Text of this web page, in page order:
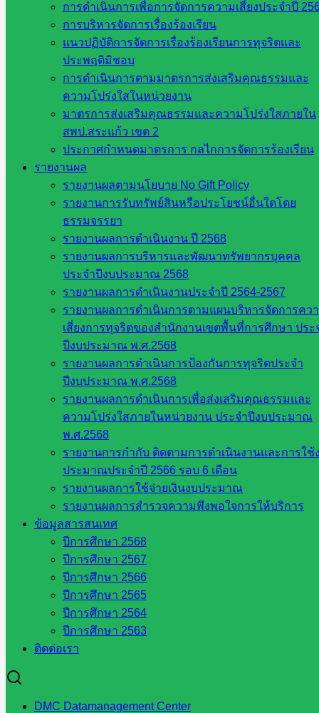
การดำเนินการเพื่อการจัดการความเสี่ยงประจำปี
การบริหารจัดการเรื่องร้องเรียน
แนวปฏิบัติการจัดการเรื่องร้องเรียนการทุจริตและ
ประพฤติมิชอบ
การดำเนินการตามมาตรการส่งเสริมคุณธรรมและ
ความโปร่งใสในหน่วยงาน
มาตรการส่งเสริมคุณธรรมและความโปร่งใสภายใน
สพป.สระแก้ว เขต 2
ประกาศกำหนดมาตรการ กลไกการจัดการร้องเรียน
รายงานผล
รายงานผลตามนโยบาย No Gift Policy
รายงานการรับทรัพย์สินหรือประโยชน์อื่นใดโดย
ธรรมจรรยา
รายงานผลการดำเนินงาน ปี 2568
รายงานผลการบริหารและพัฒนาทรัพยากรบุคคล
ประจำปีงบประมาณ 2568
รายงานผลการดำเนินงานประจำปี 2564-2567
รายงานผลการดำเนินการตามแผนบริหารจัดการคว
เสี่ยงการทุจริตของสำนักงานเขตพื้นที่การศึกษา ประ
ปีงบประมาณ พ.ศ.2568
รายงานผลการดำเนินการป้องกันการทุจริตประจำ
ปีงบประมาณ พ.ศ.2568
รายงานผลการดำเนินการเพื่อส่งเสริมคุณธรรมและ
ความโปร่งใสภายในหน่วยงาน ประจำปีงบประมาณ
พ.ศ.2568
รายงานการกำกับ ติดตามการดำเนินงานและการใช้
ประมาณประจำปี 2566 รอบ 6 เดือน
รายงานผลการใช้จ่ายเงินงบประมาณ
รายงานผลการสำรวจความพึงพอใจการให้บริการ
ข้อมูลสารสนเทศ
ปีการศึกษา 2568
ปีการศึกษา 2567
ปีการศึกษา 2566
ปีการศึกษา 2565
ปีการศึกษา 2564
ปีการศึกษา 2563
ติดต่อเรา
DMC Datamanagement Center
จังหวัด
สระแก้ว
องค์การ
บริหาร
ส่วน
จังหวัด
สระแก้ว
ศึกษาธิการ
จังหวัด
สระแก้ว
สำนักงาน
ส.ก.ส.ค.
จังหวัด
สระแก้ว
สพป.
สระแก้ว
เขต 1
สพป.สระแก้ว
โรงเรียน
ในสังกัด
สพป.สระแก้ว
เขต 1
โรงเรียน
ในสังกัด
สพป.สระแก้ว
วิทยาลัย
เทคนิค
สระแก้ว
วิทยาลัย
เทคนิค
วังน้ำเย็น
กศน.สระแก้ว
เว็บไซต์
ใน